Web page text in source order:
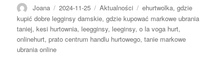
Autor
Joana Opublikowano
2024-11-25 Kategorie
Aktualności Tagi
ehurtwolka,gdzie
kupić dobre legginsy damskie,gdzie kupować markowe ubrania
taniej,kesi hurtownia, leegginsy, leeginsy,o la voga hurt,
onlinehurt,prato centrum handlu hurtowego,tanie markowe
ubrania online